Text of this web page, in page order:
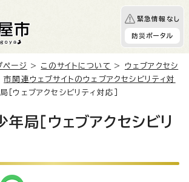
緊急情報なし
防災ポータル
ページ > このサイトについて > ウェブアクセシ
市関連ウェブサイトのウェブアクセシビリティ対
ウェブアクセシビリティ対応］
局［ウェブアクセシビリ